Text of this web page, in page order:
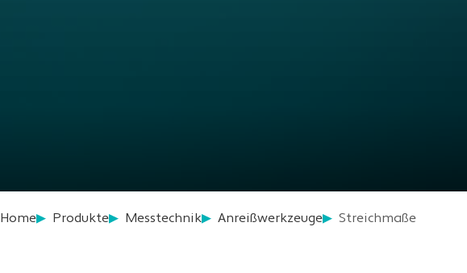
Home Produkte Messtechnik Anreißwerkzeuge Streichmaße